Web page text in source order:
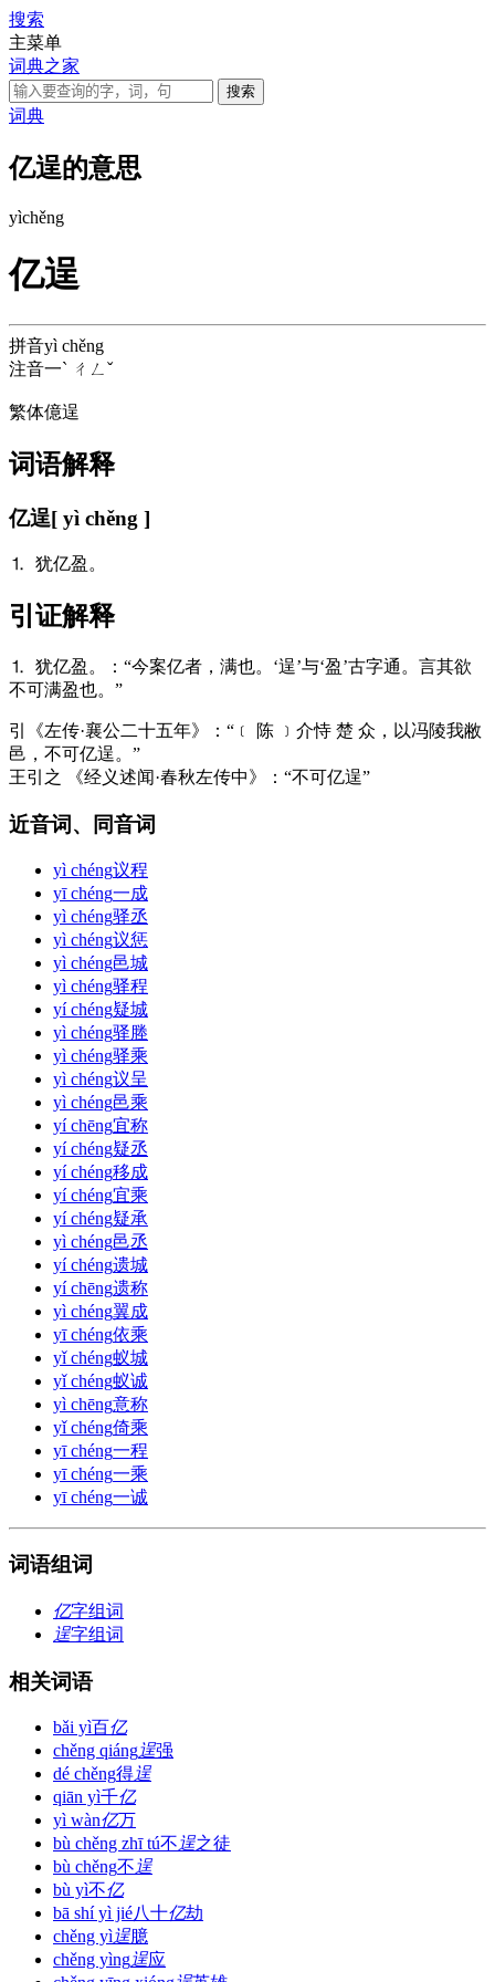
搜索
主菜单
词典之家
词典
亿逞的意思
yìchěng
亿逞
拼音yì chěng
注音一ˋ ㄔㄥˇ
繁体億逞
词语解释
亿逞[ yì chěng ]
⒈ 犹亿盈。
引证解释
⒈ 犹亿盈。：“今案亿者，满也。‘逞’与‘盈’古字通。言其欲
不可满盈也。”
引
《左传·襄公二十五年》：“﹝ 陈 ﹞介恃 楚 众，以冯陵我敝
邑，不可亿逞。”
王引之 《经义述闻·春秋左传中》：“不可亿逞”
近音词、同音词
yì chéng议程
yī chéng一成
yì chéng驿丞
yì chéng议惩
yì chéng邑城
yì chéng驿程
yí chéng疑城
yì chéng驿塍
yì chéng驿乘
yì chéng议呈
yì chéng邑乘
yí chēng宜称
yí chéng疑丞
yí chéng移成
yí chéng宜乘
yí chéng疑承
yì chéng邑丞
yí chéng遗城
yí chēng遗称
yì chéng翼成
yī chéng依乘
yǐ chéng蚁城
yǐ chéng蚁诚
yì chēng意称
yǐ chéng倚乘
yī chéng一程
yī chéng一乘
yī chéng一诚
词语组词
亿字组词
逞字组词
相关词语
bǎi yì百亿
chěng qiáng逞强
dé chěng得逞
qiān yì千亿
yì wàn亿万
bù chěng zhī tú不逞之徒
bù chěng不逞
bù yì不亿
bā shí yì jié八十亿劫
chěng yì逞臆
chěng yìng逞应